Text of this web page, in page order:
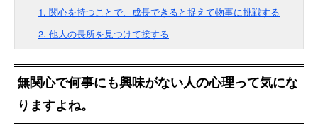
1. 関心を持つことで、成長できると捉えて物事に挑戦する
2. 他人の長所を見つけて接する
無関心で何事にも興味がない人の心理って気にな
りますよね。